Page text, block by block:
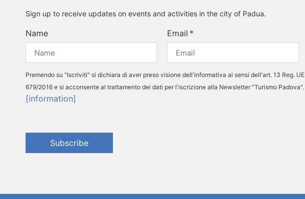
Sign up to receive updates on events and activities in the city of Padua.
Name Email
Premendo su "Iscriviti" si dichiara di aver preso visione dell'informativa ai sensi dell'art. 13 Reg. UE
679/2016 e si acconsente al trattamento dei dati per l'iscrizione alla Newsletter "Turismo Padova".
[information]
Subscribe